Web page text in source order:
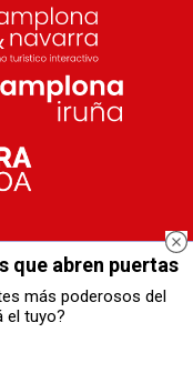
de 86 años,
que abren puertas
más poderosos del
el tuyo?